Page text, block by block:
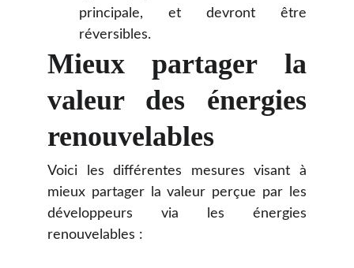
principale, et devront être
réversibles.
Mieux partager la
valeur des énergies
renouvelables
Voici les différentes mesures visant à
mieux partager la valeur perçue par les
développeurs via les énergies
renouvelables :